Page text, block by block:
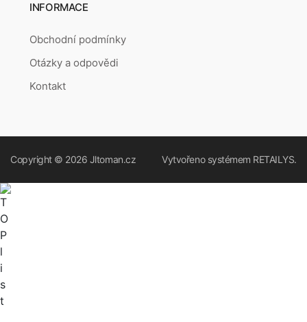
INFORMACE
Obchodní podmínky
Otázky a odpovědi
Kontakt
Copyright © 2026 Jltoman.cz Vytvořeno systémem RETAILYS.